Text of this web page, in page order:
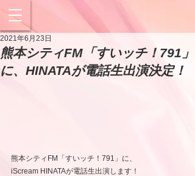
熊本シティFM「すいッチ！791」
に、HINATAが電話生出演決定！
2021年6月23日
熊本シティFM「すいッチ！791」に、
iScream HINATAが電話生出演します！